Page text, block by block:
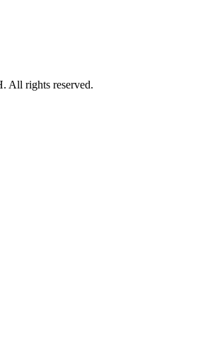
All rights reserved.